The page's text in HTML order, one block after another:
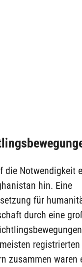
die Notwendigkeit
hin. Eine
für
durch eine
registrierten
zusammen waren